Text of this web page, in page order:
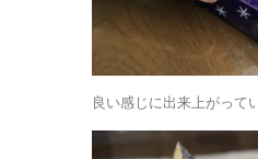
良い感じに出来上がって